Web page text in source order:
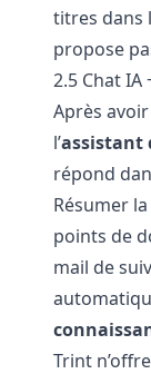
titres dans
propose
2.5 Chat IA
Après
l’assistant
répond
Résumer
points de
mail de
Trint